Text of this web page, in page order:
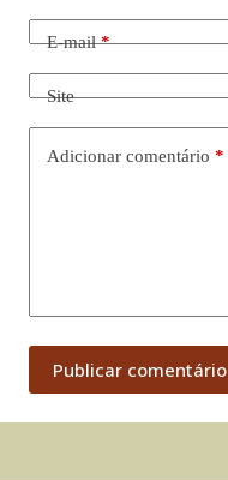
E-mail*
Site
Adicionar comentário *
Publicar comentário